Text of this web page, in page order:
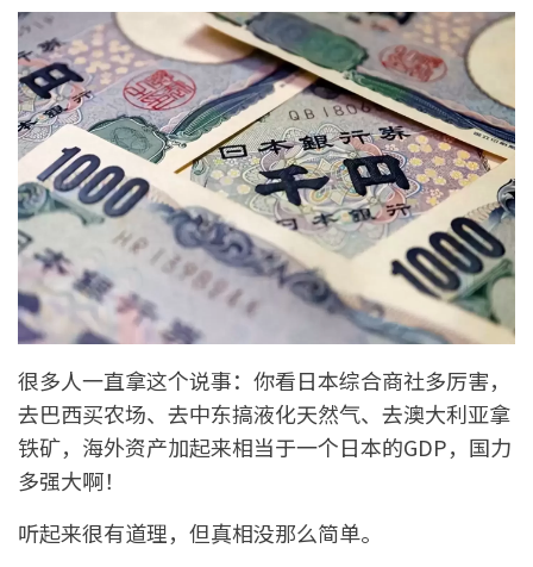
很多人一直拿这个说事：你看日本综合商社多厉害，
去巴西买农场、去中东搞液化天然气、去澳大利亚拿
铁矿，海外资产加起来相当于一个日本的GDP，国力
多强大啊！
听起来很有道理，但真相没那么简单。